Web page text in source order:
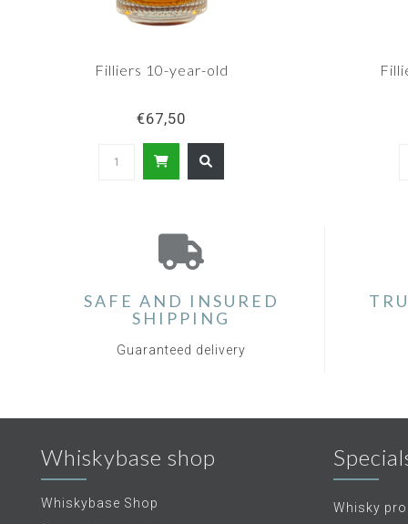
Filliers 10-year-old
€67,50
SAFE AND INSURED
SHIPPING
Guaranteed delivery
Whiskybase shop
Whiskybase Shop
Whisky